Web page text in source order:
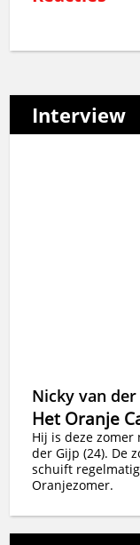
Interview
Nicky van
Het Oranje
Hij is deze zomer
der Gijp (24). De
schuift
Oranjezomer.